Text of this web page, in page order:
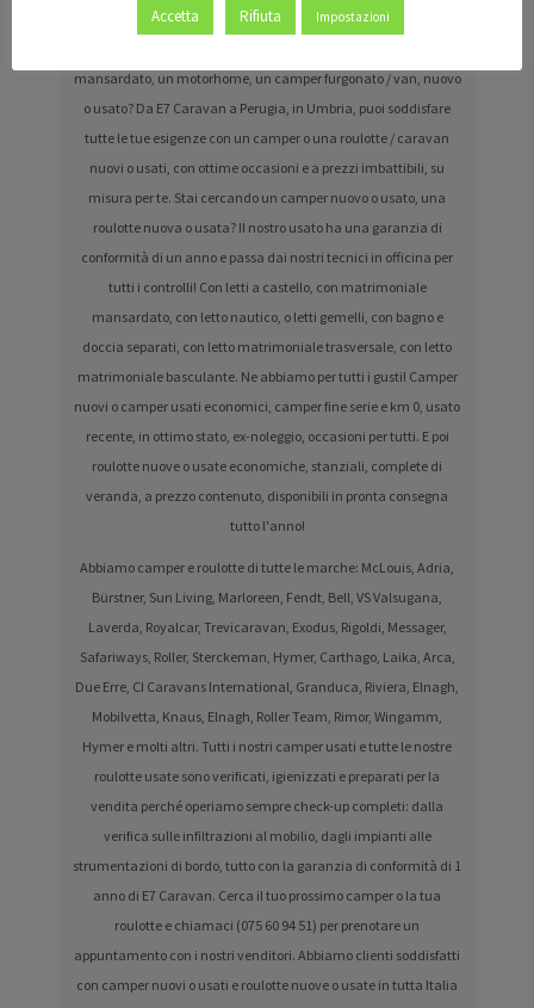
camper, che ha dato definitivamente il via all'azienda che oggi
mansardato, un motorhome, un camper furgonato / van, nuovo
o usato? Da E7 Caravan a Perugia, in Umbria, puoi soddisfare
tutte le tue esigenze con un camper o una roulotte / caravan
nuovi o usati, con ottime occasioni e a prezzi imbattibili, su
misura per te. Stai cercando un camper nuovo o usato, una
roulotte nuova o usata? Il nostro usato ha una garanzia di
conformità di un anno e passa dai nostri tecnici in officina per
tutti i controlli! Con letti a castello, con matrimoniale
mansardato, con letto nautico, o letti gemelli, con bagno e
doccia separati, con letto matrimoniale trasversale, con letto
matrimoniale basculante. Ne abbiamo per tutti i gusti! Camper
nuovi o camper usati economici, camper fine serie e km 0, usato
recente, in ottimo stato, ex-noleggio, occasioni per tutti. E poi
roulotte nuove o usate economiche, stanziali, complete di
veranda, a prezzo contenuto, disponibili in pronta consegna
tutto l'anno!
Abbiamo camper e roulotte di tutte le marche: McLouis, Adria,
Bürstner, Sun Living, Marloreen, Fendt, Bell, VS Valsugana,
Laverda, Royalcar, Trevicaravan, Exodus, Rigoldi, Messager,
Safariways, Roller, Sterckeman, Hymer, Carthago, Laika, Arca,
Due Erre, CI Caravans International, Granduca, Riviera, Elnagh,
Mobilvetta, Knaus, Elnagh, Roller Team, Rimor, Wingamm,
Hymer e molti altri. Tutti i nostri camper usati e tutte le nostre
roulotte usate sono verificati, igienizzati e preparati per la
vendita perché operiamo sempre check-up completi: dalla
verifica sulle infiltrazioni al mobilio, dagli impianti alle
strumentazioni di bordo, tutto con la garanzia di conformità di 1
anno di E7 Caravan. Cerca il tuo prossimo camper o la tua
roulotte e chiamaci (075 60 94 51) per prenotare un
appuntamento con i nostri venditori. Abbiamo clienti soddisfatti
con camper nuovi o usati e roulotte nuove o usate in tutta Italia
Accetta Rifiuta Impostazioni